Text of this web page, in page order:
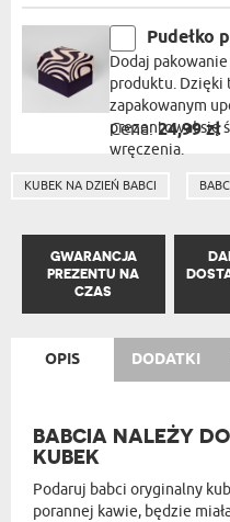
Pudełko
Dodaj
produktu. Dzięki
zapakowanym
prezentował się
wręczenia.
Cena:24,99 zł
KUBEK NA DZIEŃ BABCI
GWARANCJA
PREZENTU NA
CZAS
OPIS DODATKI
BABCIA NALEŻY
KUBEK
Podaruj babci oryginalny
porannej kawie, będzie